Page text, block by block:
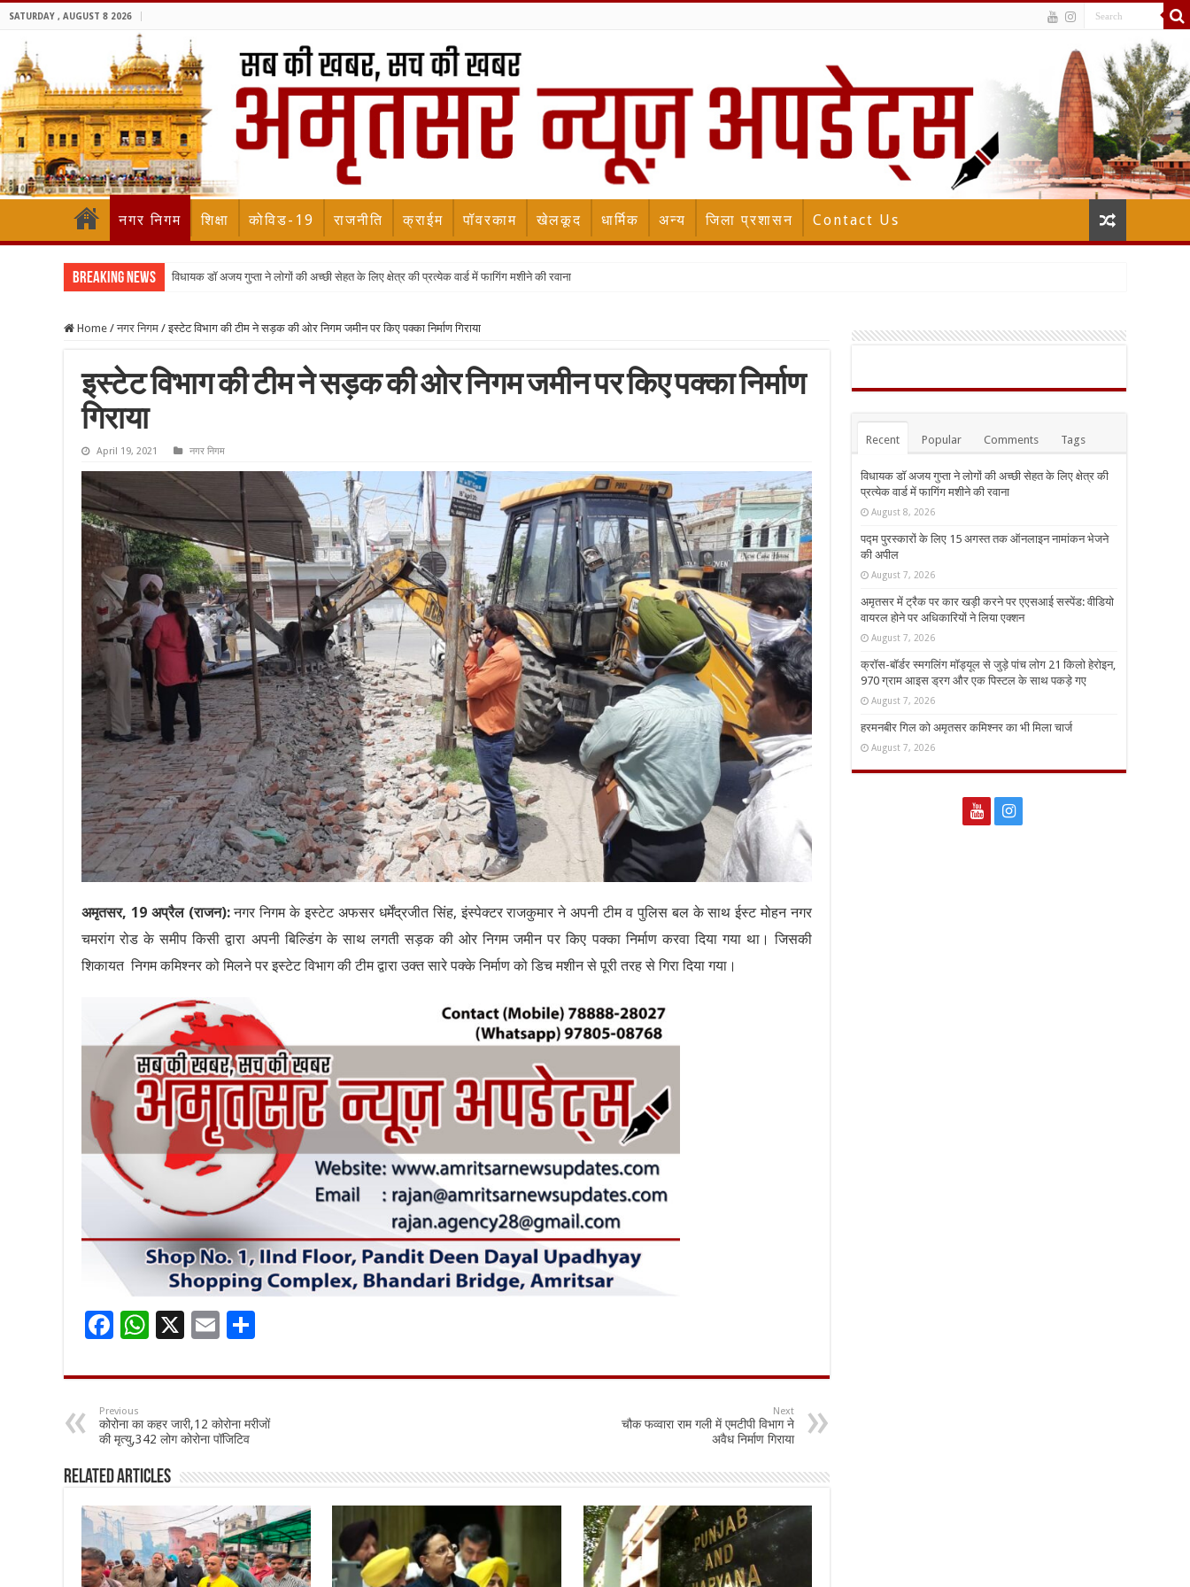
SATURDAY , AUGUST 8 2026
नगर निगम शिक्षा कोविड-19 राजनीति क्राईम पॉवरकाम खेलकूद धार्मिक अन्य जिला प्रशासन Contact Us
Breaking News विधायक डॉ अजय गुप्ता ने लोगों की अच्छी सेहत के लिए क्षेत्र की प्रत्येक वार्ड में फागिंग मशीने की रवाना
Home / नगर निगम / इस्टेट विभाग की टीम ने सड़क की ओर निगम जमीन पर किए पक्का निर्माण गिराया
इस्टेट विभाग की टीम ने सड़क की ओर निगम जमीन पर किए पक्का निर्माण
गिराया
April 19, 2021 नगर निगम
अमृतसर, 19 अप्रैल (राजन):नगर निगम के इस्टेट अफसर धर्मेंद्रजीत सिंह, इंस्पेक्टर राजकुमार ने अपनी टीम व पुलिस बल के साथ ईस्ट मोहन नगर
चमरांग रोड के समीप किसी द्वारा अपनी बिल्डिंग के साथ लगती सड़क की ओर निगम जमीन पर किए पक्का निर्माण करवा दिया गया था। जिसकी
शिकायत निगम कमिश्नर को मिलने पर इस्टेट विभाग की टीम द्वारा उक्त सारे पक्के निर्माण को डिच मशीन से पूरी तरह से गिरा दिया गया।
F
e
b
o
o
W
at
p
p
X
E
ai
l
ar
e
Previous
कोरोना का कहर जारी,12 कोरोना मरीजों
की मृत्यु,342 लोग कोरोना पॉजिटिव
Next
चौक फव्वारा राम गली में एमटीपी विभाग ने
अवैध निर्माण गिराया
Related Articles
Recent Popular Comments Tags
विधायक डॉ अजय गुप्ता ने लोगों की अच्छी सेहत के लिए क्षेत्र की
प्रत्येक वार्ड में फागिंग मशीने की रवाना
August 8, 2026
पद्म पुरस्कारों के लिए 15 अगस्त तक ऑनलाइन नामांकन भेजने
की अपील
August 7, 2026
अमृतसर में ट्रैक पर कार खड़ी करने पर एएसआई सस्पेंड: वीडियो
वायरल होने पर अधिकारियों ने लिया एक्शन
August 7, 2026
क्रॉस-बॉर्डर स्मगलिंग मॉड्यूल से जुड़े पांच लोग 21 किलो हेरोइन,
970 ग्राम आइस ड्रग और एक पिस्टल के साथ पकड़े गए
August 7, 2026
हरमनबीर गिल को अमृतसर कमिश्नर का भी मिला चार्ज
August 7, 2026